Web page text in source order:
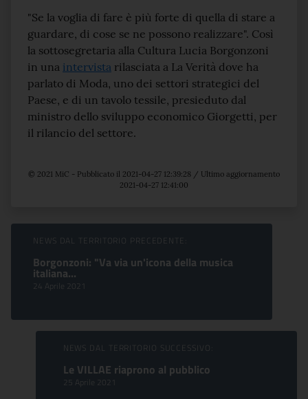
Testo del comunicato
"Se la voglia di fare è più forte di quella di stare a
guardare, di cose se ne possono realizzare". Così
la sottosegretaria alla Cultura Lucia Borgonzoni
in una intervista rilasciata a La Verità dove ha
parlato di Moda, uno dei settori strategici del
Paese, e di un tavolo tessile, presieduto dal
ministro dello sviluppo economico Giorgetti, per
il rilancio del settore.
© 2021 MiC - Pubblicato il 2021-04-27 12:39:28 / Ultimo aggiornamento
2021-04-27 12:41:00
Sfoglia comunicati
NEWS DAL TERRITORIO PRECEDENTE:
Borgonzoni: "Va via un'icona della musica
italiana...
24 Aprile 2021
NEWS DAL TERRITORIO SUCCESSIVO:
Le VILLAE riaprono al pubblico
25 Aprile 2021